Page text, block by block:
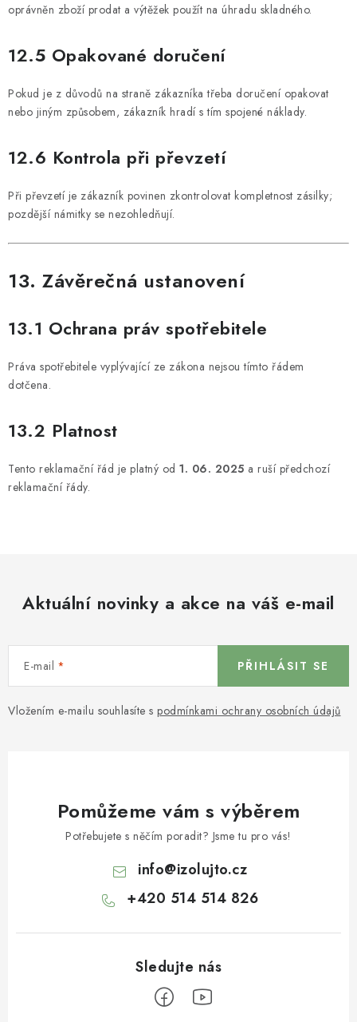
oprávněn zboží prodat a výtěžek použít na úhradu skladného.
12.5 Opakované doručení
Pokud je z důvodů na straně zákazníka třeba doručení opakovat
nebo jiným způsobem, zákazník hradí s tím spojené náklady.
12.6 Kontrola při převzetí
Při převzetí je zákazník povinen zkontrolovat kompletnost zásilky;
pozdější námitky se nezohledňují.
13. Závěrečná ustanovení
13.1 Ochrana práv spotřebitele
Práva spotřebitele vyplývající ze zákona nejsou tímto řádem
dotčena.
13.2 Platnost
Tento reklamační řád je platný od 1. 06. 2025 a ruší předchozí
reklamační řády.
Aktuální novinky a akce na váš e-mail
E-mail
Vložením e-mailu souhlasíte s podmínkami ochrany osobních údajů
PŘIHLÁSIT SE
Pomůžeme vám s výběrem
Potřebujete s něčím poradit? Jsme tu pro vás!
info@izolujto.cz
+420 514 514 826